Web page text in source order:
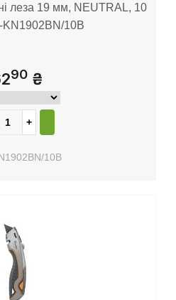
леза 19 мм, NEUTRAL, 10
KN1902BN/10B
90 ₴
10B